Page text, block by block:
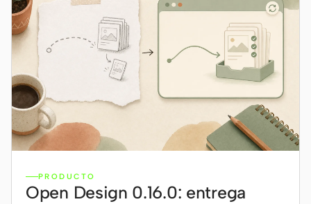
Devin for Terminal
Pi
Kiro CLI
Kilo
Mistral Vibe CLI
PRODUCTO
Open Design 0.16.0: entrega